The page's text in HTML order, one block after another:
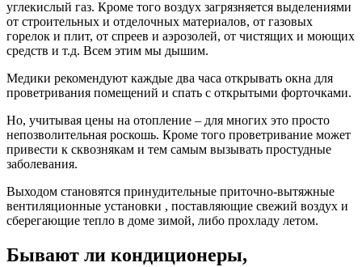
углекислый газ. Кроме того воздух загрязняется выделениями
от строительных и отделочных материалов, от газовых
горелок и плит, от спреев и аэрозолей, от чистящих и моющих
средств и т.д. Всем этим мы дышим.
Медики рекомендуют каждые два часа открывать окна для
проветривания помещений и спать с открытыми форточками.
Но, учитывая цены на отопление – для многих это просто
непозволительная роскошь. Кроме того проветривание может
привести к сквознякам и тем самым вызывать простудные
заболевания.
Выходом становятся принудительные приточно-вытяжные
вентиляционные установки , поставляющие свежий воздух и
сберегающие тепло в доме зимой, либо прохладу летом.
Бывают ли кондиционеры,